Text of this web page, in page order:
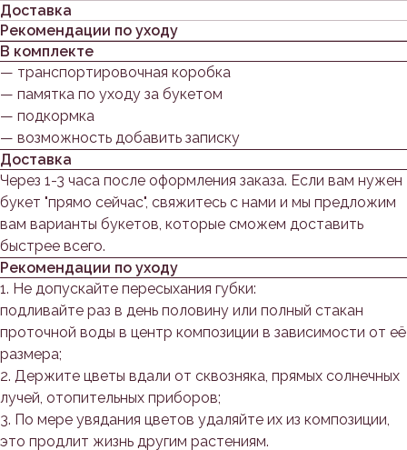
Доставка
Рекомендации по уходу
В комплекте
— транспортировочная коробка
— памятка по уходу за букетом
— подкормка
— возможность добавить записку
Доставка
Через 1-3 часа после оформления заказа. Если вам нужен
букет "прямо сейчас", свяжитесь с нами и мы предложим
вам варианты букетов, которые сможем доставить
быстрее всего.
Рекомендации по уходу
1. Не допускайте пересыхания губки:
подливайте раз в день половину или полный стакан
проточной воды в центр композиции в зависимости от её
размера;
2. Держите цветы вдали от сквозняка, прямых солнечных
лучей, отопительных приборов;
3. По мере увядания цветов удаляйте их из композиции,
это продлит жизнь другим растениям.